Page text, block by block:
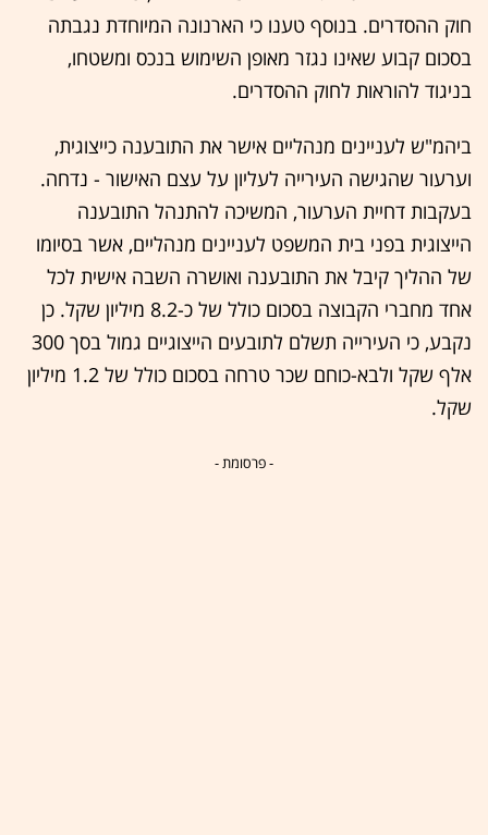
חוק ההסדרים. בנוסף טענו כי הארנונה המיוחדת נגבתה
בסכום קבוע שאינו נגזר מאופן השימוש בנכס ומשטחו,
בניגוד להוראות לחוק ההסדרים.
ביהמ"ש לעניינים מנהליים אישר את התובענה כייצוגית,
וערעור שהגישה העירייה לעליון על עצם האישור - נדחה.
בעקבות דחיית הערעור, המשיכה להתנהל התובענה
הייצוגית בפני בית המשפט לעניינים מנהליים, אשר בסיומו
של ההליך קיבל את התובענה ואושרה השבה אישית לכל
אחד מחברי הקבוצה בסכום כולל של כ-8.2 מיליון שקל. כן
נקבע, כי העירייה תשלם לתובעים הייצוגיים גמול בסך 300
אלף שקל ולבא-כוחם שכר טרחה בסכום כולל של 1.2 מיליון
שקל.
- פרסומת -